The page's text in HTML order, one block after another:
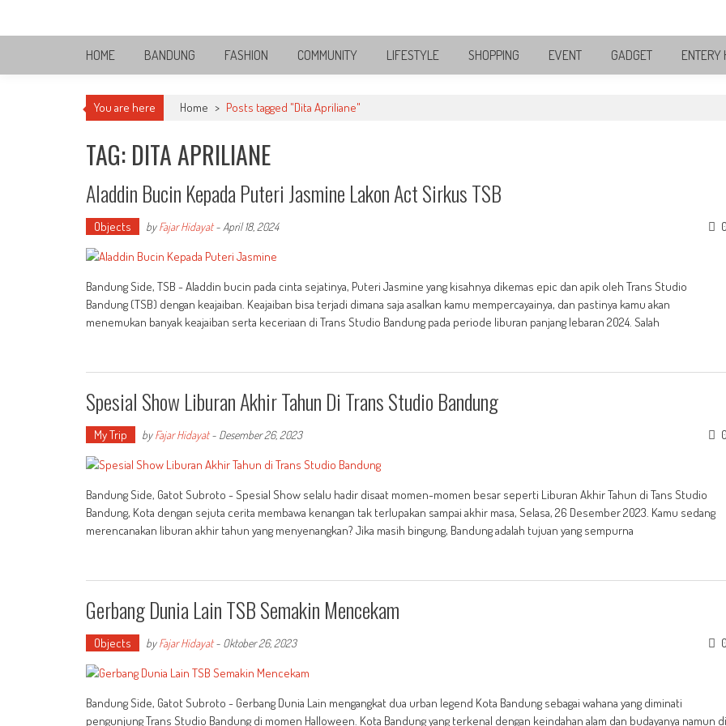
Bandung Side
Sisi Cantik Bandung
HOME BANDUNG FASHION COMMUNITY LIFESTYLE SHOPPING EVENT GADGET ENTERY
You are here Home > Posts tagged "Dita Apriliane"
TAG: DITA APRILIANE
Aladdin Bucin Kepada Puteri Jasmine Lakon Act Sirkus TSB
Objects byFajar Hidayat- April 18, 2024 0
Bandung Side, TSB - Aladdin bucin pada cinta sejatinya, Puteri Jasmine yang kisahnya dikemas epic dan apik oleh Trans Studio
Bandung (TSB) dengan keajaiban. Keajaiban bisa terjadi dimana saja asalkan kamu mempercayainya, dan pastinya kamu akan
menemukan banyak keajaiban serta keceriaan di Trans Studio Bandung pada periode liburan panjang lebaran 2024. Salah
Spesial Show Liburan Akhir Tahun Di Trans Studio Bandung
My Trip byFajar Hidayat- Desember 26, 2023 0
Bandung Side, Gatot Subroto - Spesial Show selalu hadir disaat momen-momen besar seperti Liburan Akhir Tahun di Tans Studio
Bandung, Kota dengan sejuta cerita membawa kenangan tak terlupakan sampai akhir masa, Selasa, 26 Desember 2023. Kamu sedang
merencanakan liburan akhir tahun yang menyenangkan? Jika masih bingung, Bandung adalah tujuan yang sempurna
Gerbang Dunia Lain TSB Semakin Mencekam
Objects byFajar Hidayat- Oktober 26, 2023 0
Bandung Side, Gatot Subroto - Gerbang Dunia Lain mengangkat dua urban legend Kota Bandung sebagai wahana yang diminati
pengunjung Trans Studio Bandung di momen Halloween. Kota Bandung yang terkenal dengan keindahan alam dan budayanya namun di